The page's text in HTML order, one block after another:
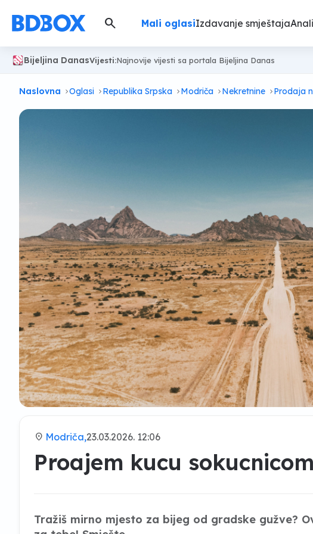
search Mali oglasiIzdavanje smještaja
Bijeljina DanasVijesti:Najnovije vijesti sa portala Bijeljina Danas
Naslovna Oglasi Republika Srpska Modriča Nekretnine Prodaja
location_on Modriča,23.03.2026. 12:06
Proajem kucu sokucnicom
Tražiš mirno mjesto za bijeg od gradske gužve?